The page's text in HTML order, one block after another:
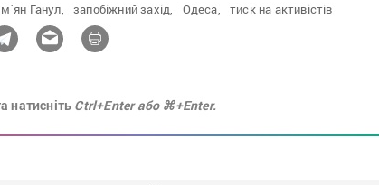
Ганул, запобіжний захід, Одеса,
тиск на активістів
натисніть Ctrl+Enter або ⌘+Enter.